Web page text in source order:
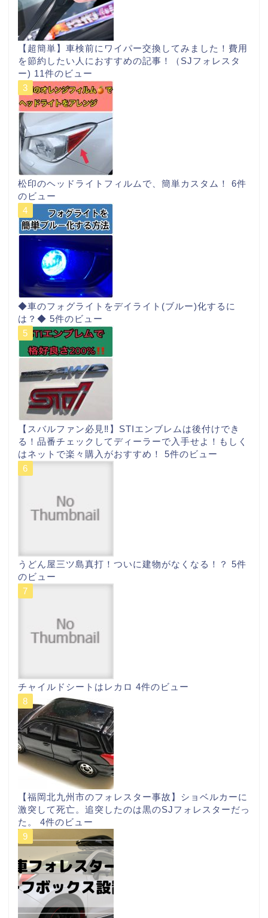
【超簡単】車検前にワイパー交換してみました！費用
を節約したい人におすすめの記事！（SJフォレスタ
ー) 11件のビュー
松印のヘッドライトフィルムで、簡単カスタム！ 6件
のビュー
◆車のフォグライトをデイライト(ブルー)化するに
は？◆ 5件のビュー
【スバルファン必見‼︎】STIエンブレムは後付けでき
る！品番チェックしてディーラーで入手せよ！もしく
はネットで楽々購入がおすすめ！ 5件のビュー
うどん屋三ツ島真打！ついに建物がなくなる！？ 5件
のビュー
チャイルドシートはレカロ 4件のビュー
【福岡北九州市のフォレスター事故】ショベルカーに
激突して死亡。追突したのは黒のSJフォレスターだっ
た。 4件のビュー